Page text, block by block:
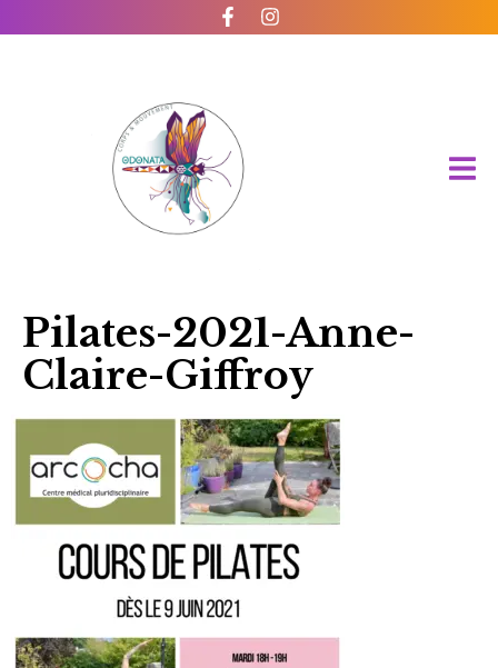
Pilates-2021-Anne-
Claire-Giffroy